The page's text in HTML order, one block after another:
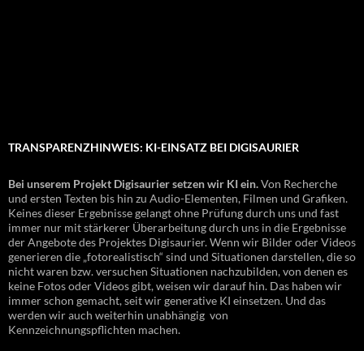
TRANSPARENZHINWEIS: KI-EINSATZ BEI DIGISAURIER
Bei unserem Projekt Digisaurier setzen wir KI ein.Von Recherche
und ersten Texten bis hin zu Audio-Elementen, Filmen und Grafiken.
Keines dieser Ergebnisse gelangt ohne Prüfung durch uns und fast
immer nur mit stärkerer Überarbeitung durch uns in die Ergebnisse
der Angebote des Projektes Digisaurier. Wenn wir Bilder oder Videos
generieren die „fotorealistisch“ sind und Situationen darstellen, die so
nicht waren bzw. versuchen Situationen nachzubilden, von denen es
keine Fotos oder Videos gibt, weisen wir darauf hin. Das haben wir
immer schon gemacht, seit wir generative KI einsetzen. Und das
werden wir auch weiterhin unabhängig von
Kennzeichnungspflichten machen.